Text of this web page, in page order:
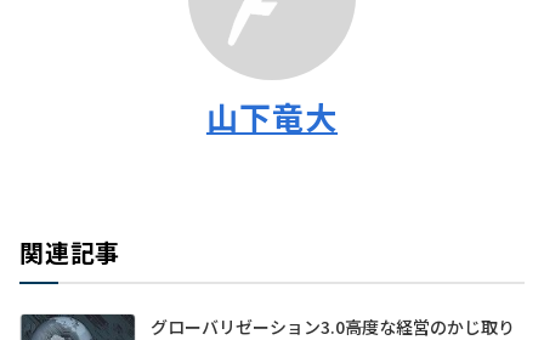
山下竜大
関連記事
グローバリゼーション3.0――高度な経営のかじ取り